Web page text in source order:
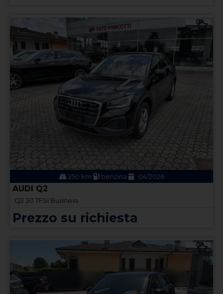
250 km benzina 04/2026
AUDI Q2
Q2 30 TFSI Business
Prezzo su richiesta